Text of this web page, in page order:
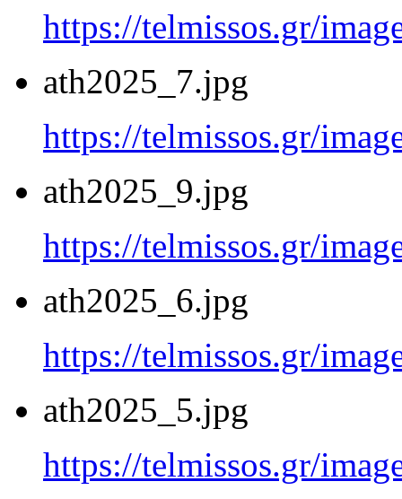
https://telmissos.gr/
ath2025_7.jpg
https://telmissos.gr/
ath2025_9.jpg
https://telmissos.gr/
ath2025_6.jpg
https://telmissos.gr/
ath2025_5.jpg
https://telmissos.gr/